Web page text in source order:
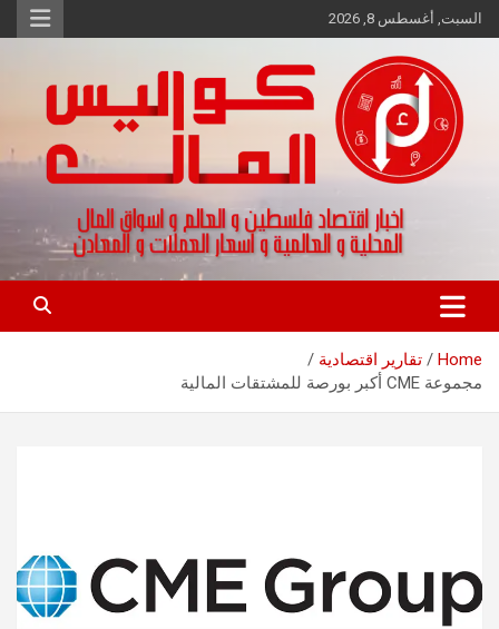
Skip
to
السبت, أغسطس 8, 2026
كواليس المال
اخبار اقتصاد فلسطين و العالم و تقارير اسواق المال و العملات
Home
تقارير اقتصادية
مجموعة CME أكبر بورصة للمشتقات المالية